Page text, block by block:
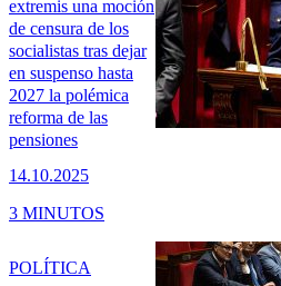
extremis una moción
de censura de los
socialistas tras dejar
en suspenso hasta
2027 la polémica
reforma de las
pensiones
14.10.2025
3 MINUTOS
POLÍTICA